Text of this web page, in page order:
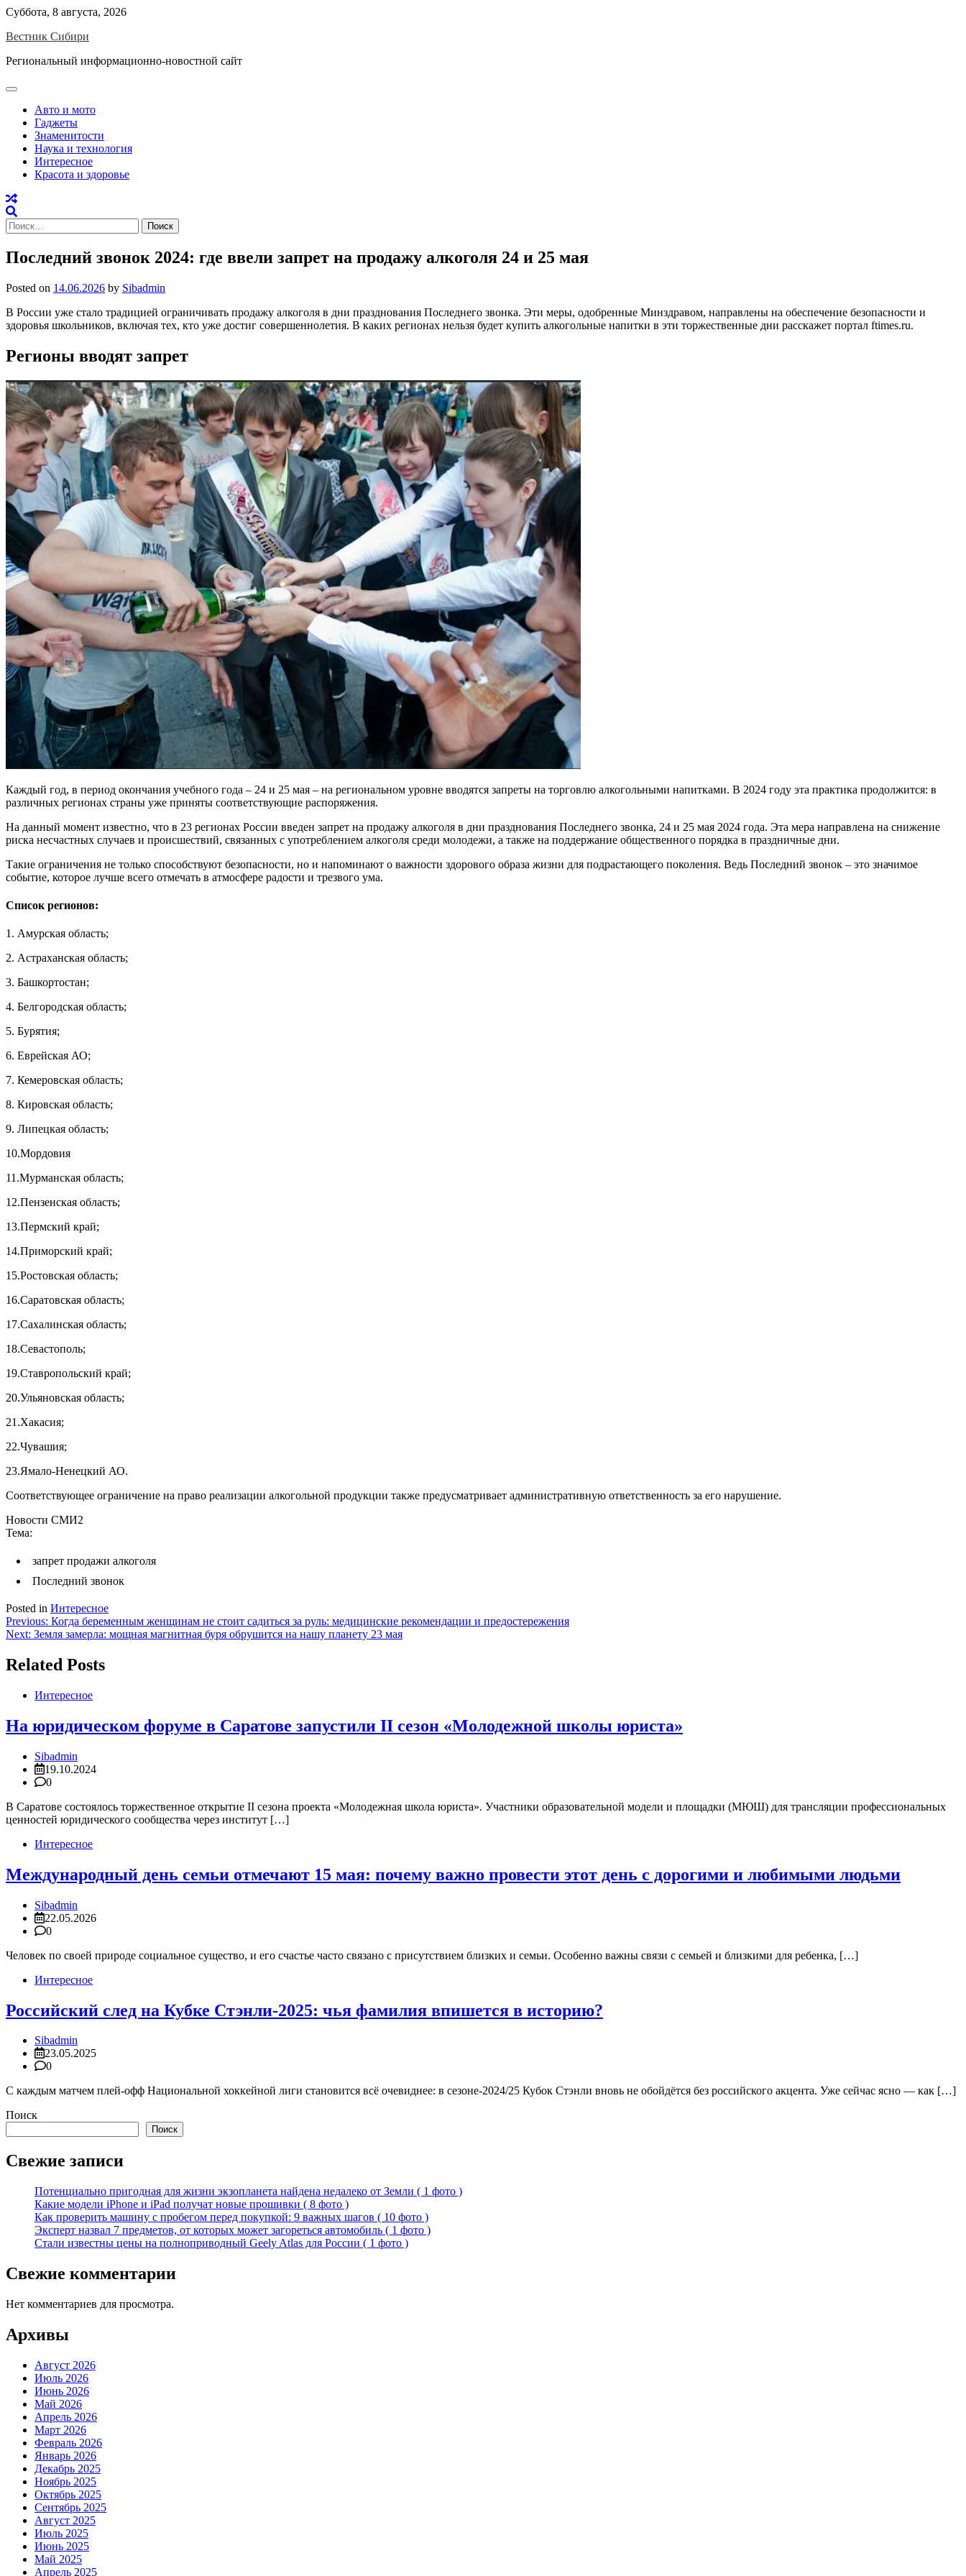
Skip
content
Суббота, 8 августа, 2026
Вестник Сибири
Региональный информационно-новостной сайт
Авто и мото
Гаджеты
Знаменитости
Наука и технология
Интересное
Красота и здоровье
Найти:
Последний звонок 2024: где ввели запрет на продажу алкоголя 24 и 25 мая
Posted on 14.06.2026 by Sibadmin
В России уже стало традицией ограничивать продажу алкоголя в дни празднования Последнего звонка. Эти меры, одобренные Минздравом, направлены на обеспечение безопасности и
здоровья школьников, включая тех, кто уже достиг совершеннолетия. В каких регионах нельзя будет купить алкогольные напитки в эти торжественные дни расскажет портал ftimes.ru.
Регионы вводят запрет
Каждый год, в период окончания учебного года – 24 и 25 мая – на региональном уровне вводятся запреты на торговлю алкогольными напитками. В 2024 году эта практика продолжится: в
различных регионах страны уже приняты соответствующие распоряжения.
На данный момент известно, что в 23 регионах России введен запрет на продажу алкоголя в дни празднования Последнего звонка, 24 и 25 мая 2024 года. Эта мера направлена на снижение
риска несчастных случаев и происшествий, связанных с употреблением алкоголя среди молодежи, а также на поддержание общественного порядка в праздничные дни.
Такие ограничения не только способствуют безопасности, но и напоминают о важности здорового образа жизни для подрастающего поколения. Ведь Последний звонок – это значимое
событие, которое лучше всего отмечать в атмосфере радости и трезвого ума.
Список регионов:
1. Амурская область;
2. Астраханская область;
3. Башкортостан;
4. Белгородская область;
5. Бурятия;
6. Еврейская АО;
7. Кемеровская область;
8. Кировская область;
9. Липецкая область;
10.Мордовия
11.Мурманская область;
12.Пензенская область;
13.Пермский край;
14.Приморский край;
15.Ростовская область;
16.Саратовская область;
17.Сахалинская область;
18.Севастополь;
19.Ставропольский край;
20.Ульяновская область;
21.Хакасия;
22.Чувашия;
23.Ямало-Ненецкий АО.
Соответствующее ограничение на право реализации алкогольной продукции также предусматривает административную ответственность за его нарушение.
Новости СМИ2
Тема:
запрет продажи алкоголя
Последний звонок
Posted in Интересное
Навигация
по
записям
Previous: Когда беременным женщинам не стоит садиться за руль: медицинские рекомендации и предостережения
Next: Земля замерла: мощная магнитная буря обрушится на нашу планету 23 мая
Related Posts
Интересное
На юридическом форуме в Саратове запустили II сезон «Молодежной школы юриста»
Sibadmin
19.10.2024
0
В Саратове состоялось торжественное открытие II сезона проекта «Молодежная школа юриста». Участники образовательной модели и площадки (МЮШ) для трансляции профессиональных
ценностей юридического сообщества через институт […]
Интересное
Международный день семьи отмечают 15 мая: почему важно провести этот день с дорогими и любимыми людьми
Sibadmin
22.05.2026
0
Человек по своей природе социальное существо, и его счастье часто связано с присутствием близких и семьи. Особенно важны связи с семьей и близкими для ребенка, […]
Интересное
Российский след на Кубке Стэнли-2025: чья фамилия впишется в историю?
Sibadmin
23.05.2025
0
С каждым матчем плей-офф Национальной хоккейной лиги становится всё очевиднее: в сезоне-2024/25 Кубок Стэнли вновь не обойдётся без российского акцента. Уже сейчас ясно — как […]
Поиск
Поиск
Свежие записи
Потенциально пригодная для жизни экзопланета найдена недалеко от Земли ( 1 фото )
Какие модели iPhone и iPad получат новые прошивки ( 8 фото )
Как проверить машину с пробегом перед покупкой: 9 важных шагов ( 10 фото )
Эксперт назвал 7 предметов, от которых может загореться автомобиль ( 1 фото )
Стали известны цены на полноприводный Geely Atlas для России ( 1 фото )
Свежие комментарии
Нет комментариев для просмотра.
Архивы
Август 2026
Июль 2026
Июнь 2026
Май 2026
Апрель 2026
Март 2026
Февраль 2026
Январь 2026
Декабрь 2025
Ноябрь 2025
Октябрь 2025
Сентябрь 2025
Август 2025
Июль 2025
Июнь 2025
Май 2025
Апрель 2025